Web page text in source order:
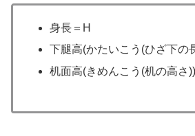
身長＝H
下腿高(かたいこう(ひざ下の
机面高(きめんこう(机の高さ